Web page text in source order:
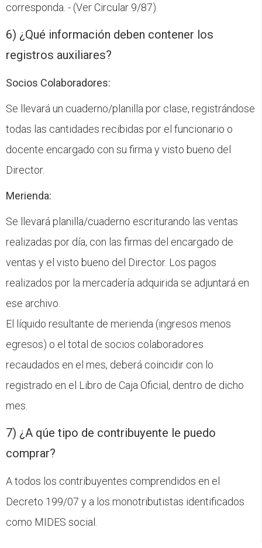
corresponda. - (Ver Circular 9/87).
6) ¿Qué información deben contener los
registros auxiliares?
Socios Colaboradores:
Se llevará un cuaderno/planilla por clase, registrándose
todas las cantidades recibidas por el funcionario o
docente encargado con su firma y visto bueno del
Director.
Merienda:
Se llevará planilla/cuaderno escriturando las ventas
realizadas por día, con las firmas del encargado de
ventas y el visto bueno del Director. Los pagos
realizados por la mercadería adquirida se adjuntará en
ese archivo.
El líquido resultante de merienda (ingresos menos
egresos) o el total de socios colaboradores
recaudados en el mes, deberá coincidir con lo
registrado en el Libro de Caja Oficial, dentro de dicho
mes.
7) ¿A qúe tipo de contribuyente le puedo
comprar?
A todos los contribuyentes comprendidos en el
Decreto 199/07 y a los monotributistas identificados
como MIDES social.